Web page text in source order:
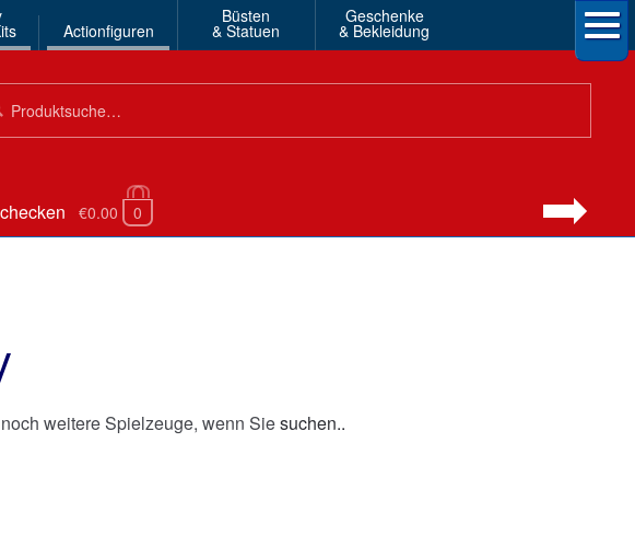
Actionfiguren
Büsten
& Statuen
Geschenke
& Bekleidung
€0.00 0
weitere Spielzeuge, wenn Siesuchen..